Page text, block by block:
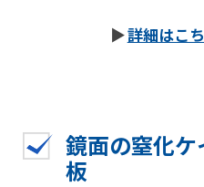
詳細はこ
鏡面の窒化
板